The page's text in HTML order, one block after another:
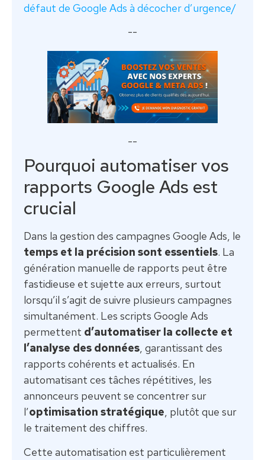
défaut de Google Ads à décocher d’urgence/
--
--
Pourquoi automatiser vos
rapports Google Ads est
crucial
Dans la gestion des campagnes Google Ads, le
temps et la précision sont essentiels. La
génération manuelle de rapports peut être
fastidieuse et sujette aux erreurs, surtout
lorsqu’il s’agit de suivre plusieurs campagnes
simultanément. Les scripts Google Ads
permettent d’automatiser la collecte et
l’analyse des données, garantissant des
rapports cohérents et actualisés. En
automatisant ces tâches répétitives, les
annonceurs peuvent se concentrer sur
l’optimisation stratégique, plutôt que sur
le traitement des chiffres.
Cette automatisation est particulièrement